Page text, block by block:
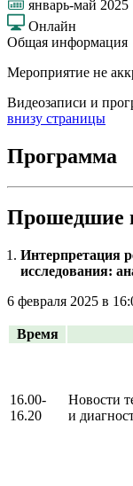
январь-май 2025
Онлайн
Общая информация
Мероприятие не
Видеозаписи и
внизу страницы
Программа
Прошедшие
Интерпретация
исследования:
6 февраля 2025 в
Время
16.00-
16.20
Новости
и